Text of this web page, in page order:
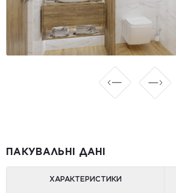
ПАКУВАЛЬНІ ДАНІ
ХАРАКТЕРИСТИКИ